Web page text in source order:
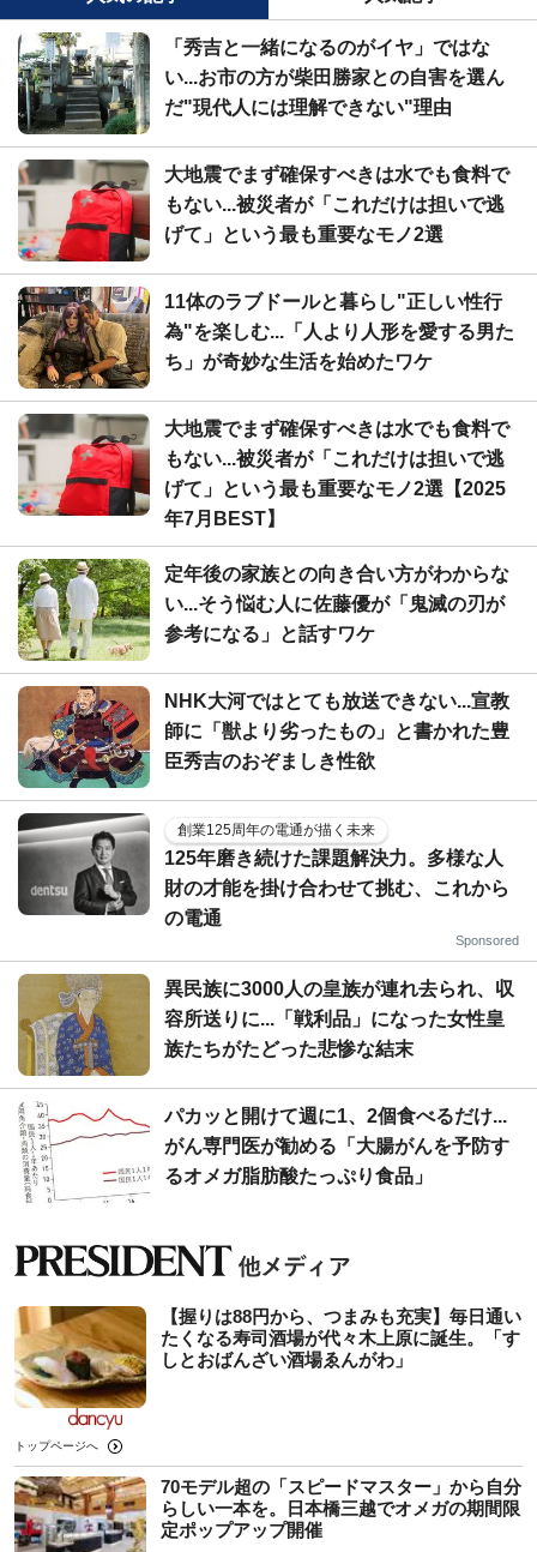
「秀吉と一緒になるのがイヤ」ではな
い...お市の方が柴田勝家との自害を選ん
だ"現代人には理解できない"理由
大地震でまず確保すべきは水でも食料で
もない...被災者が「これだけは担いで逃
げて」という最も重要なモノ2選
11体のラブドールと暮らし"正しい性行
為"を楽しむ...「人より人形を愛する男た
ち」が奇妙な生活を始めたワケ
大地震でまず確保すべきは水でも食料で
もない...被災者が「これだけは担いで逃
げて」という最も重要なモノ2選【2025
年7月BEST】
定年後の家族との向き合い方がわからな
い...そう悩む人に佐藤優が「鬼滅の刃が
参考になる」と話すワケ
NHK大河ではとても放送できない...宣教
師に「獣より劣ったもの」と書かれた豊
臣秀吉のおぞましき性欲
創業125周年の電通が描く未来
125年磨き続けた課題解決力。多様な人
財の才能を掛け合わせて挑む、これから
の電通
Sponsored
異民族に3000人の皇族が連れ去られ、収
容所送りに...「戦利品」になった女性皇
族たちがたどった悲惨な結末
パカッと開けて週に1、2個食べるだけ...
がん専門医が勧める「大腸がんを予防す
るオメガ脂肪酸たっぷり食品」
【握りは88円から、つまみも充実】毎日通い
たくなる寿司酒場が代々木上原に誕生。「す
しとおばんざい酒場ゑんがわ」
トップページへ
70モデル超の「スピードマスター」から自分
らしい一本を。日本橋三越でオメガの期間限
定ポップアップ開催